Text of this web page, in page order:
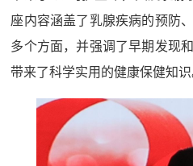
座内容涵盖了乳腺疾病的预防
多个方面，并强调了早期发现
带来了科学实用的健康保健知识